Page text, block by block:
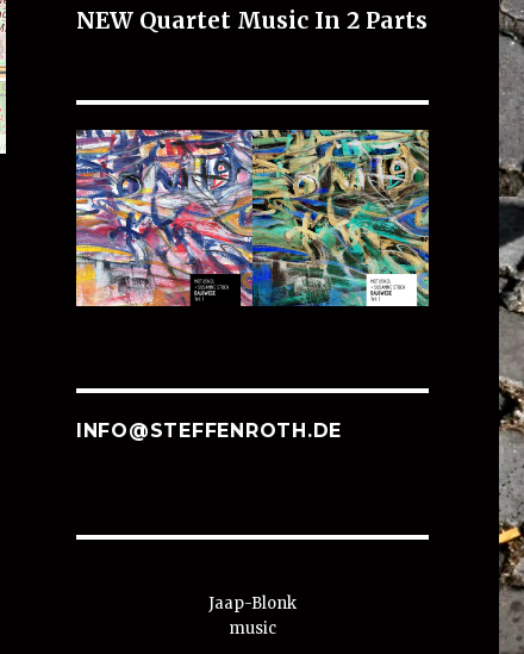
NEW Quartet Music In 2 Parts
INFO@STEFFENROTH.DE
Jaap-Blonk
music